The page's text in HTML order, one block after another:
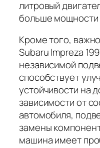
литровый
больше мощности
Кроме того,
Subaru Impreza
независимой
способствует
устойчивости на
зависимости от
автомобиля,
замены
машина имеет